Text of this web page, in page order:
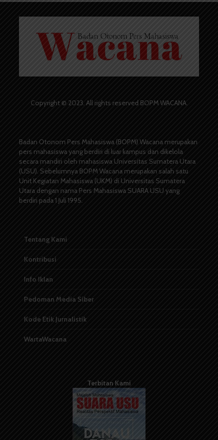
Copyright © 2023. All rights reserved BOPM WACANA.
Badan Otonom Pers Mahasiswa (BOPM) Wacana merupakan
pers mahasiswa yang berdiri di luar kampus dan dikelola
secara mandiri oleh mahasiswa Universitas Sumatera Utara
(USU). Sebelumnya BOPM Wacana merupakan salah satu
Unit Kegiatan Mahasiswa (UKM) di Universitas Sumatera
Utara dengan nama Pers Mahasiswa SUARA USU yang
berdiri pada 1 Juli 1995.
Tentang Kami
Kontribusi
Info Iklan
Pedoman Media Siber
Kode Etik Jurnalistik
WartaWacana
Terbitan Kami